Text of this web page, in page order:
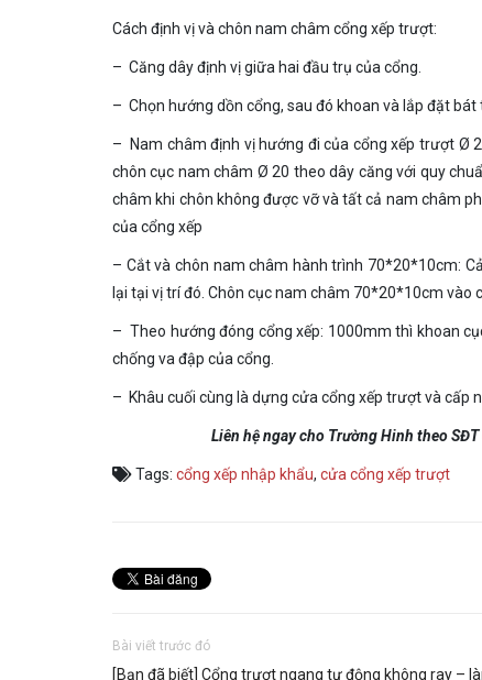
Cách định vị và chôn nam châm cổng xếp trượt:
– Căng dây định vị giữa hai đầu trụ của cổng.
– Chọn hướng dồn cổng, sau đó khoan và lắp đặt
– Nam châm định vị hướng đi của cổng xếp trượt Ø
chôn cục nam châm Ø 20 theo dây căng với quy
châm khi chôn không được vỡ và tất cả nam châm
của cổng xếp
– Cắt và chôn nam châm hành trình 70*20*10cm:
lại tại vị trí đó. Chôn cục nam châm 70*20*10cm vào
– Theo hướng đóng cổng xếp: 1000mm thì khoan
chống va đập của cổng.
– Khâu cuối cùng là dựng cửa cổng xếp trượt và cấp
Liên hệ ngay cho Trường Hinh theo SĐT
Tags: cổng xếp nhập khẩu, cửa cổng xếp trượt
Bài viết trước đó
[Bạn đã biết] Cổng trượt ngang tự động không ray –